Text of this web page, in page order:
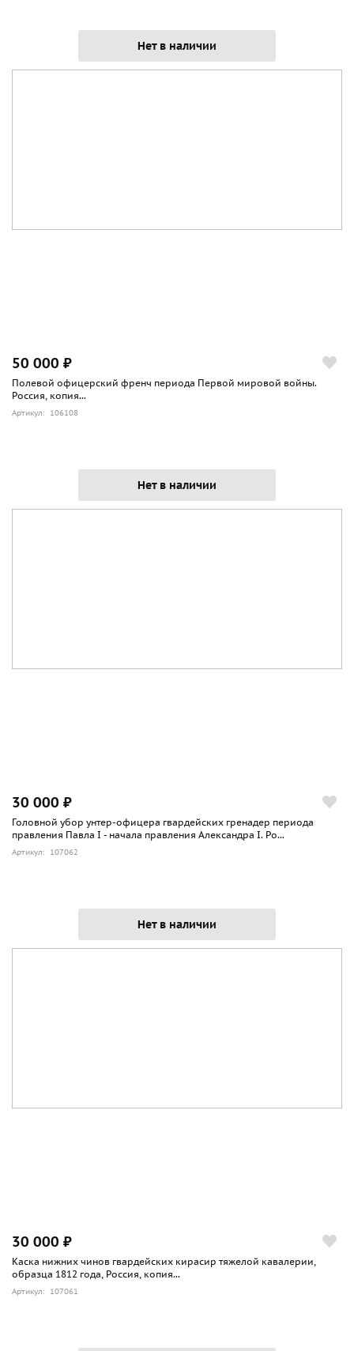
Нет в наличии
50 000 ₽
Полевой офицерский френч периода Первой мировой войны.
Россия, копия...
Артикул: 106108
Нет в наличии
30 000 ₽
Головной убор унтер-офицера гвардейских гренадер периода
правления Павла I - начала правления Александра I. Ро...
Артикул: 107062
Нет в наличии
30 000 ₽
Каска нижних чинов гвардейских кирасир тяжелой кавалерии,
образца 1812 года, Россия, копия...
Артикул: 107061